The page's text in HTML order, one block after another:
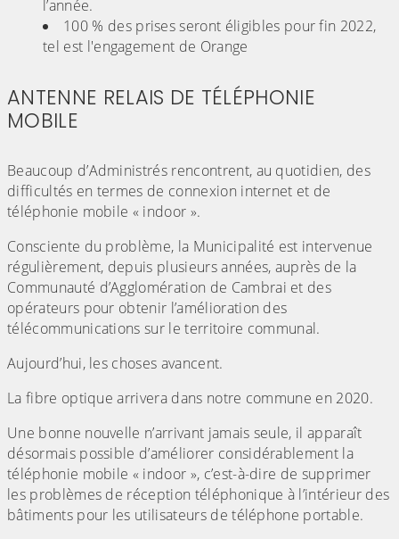
l’année.
100 % des prises seront éligibles pour fin 2022,
tel est l'engagement de Orange
ANTENNE RELAIS DE TÉLÉPHONIE
MOBILE
Beaucoup d’Administrés rencontrent, au quotidien, des
difficultés en termes de connexion internet et de
téléphonie mobile « indoor ».
Consciente du problème, la Municipalité est intervenue
régulièrement, depuis plusieurs années, auprès de la
Communauté d’Agglomération de Cambrai et des
opérateurs pour obtenir l’amélioration des
télécommunications sur le territoire communal.
Aujourd’hui, les choses avancent.
La fibre optique arrivera dans notre commune en 2020.
Une bonne nouvelle n’arrivant jamais seule, il apparaît
désormais possible d’améliorer considérablement la
téléphonie mobile « indoor », c’est-à-dire de supprimer
les problèmes de réception téléphonique à l’intérieur des
bâtiments pour les utilisateurs de téléphone portable.